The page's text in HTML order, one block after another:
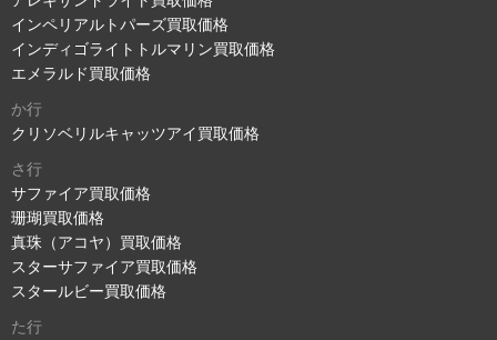
インペリアルトパーズ買取価格
インディゴライトトルマリン買取価格
エメラルド買取価格
か行
クリソベリルキャッツアイ買取価格
さ行
サファイア買取価格
珊瑚買取価格
真珠（アコヤ）買取価格
スターサファイア買取価格
スタールビー買取価格
た行